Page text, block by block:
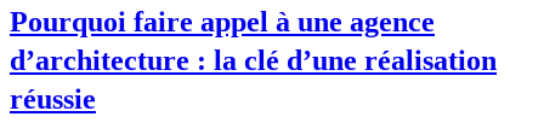
Pourquoi faire appel à une agence
d’architecture : la clé d’une réalisation
réussie